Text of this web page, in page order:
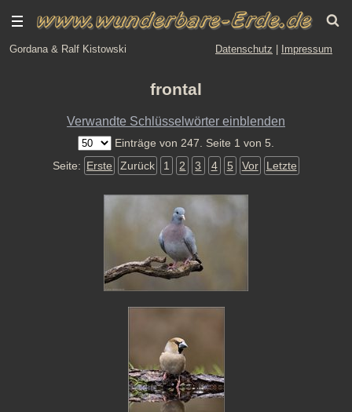
Gordana & Ralf Kistowski Datenschutz Impressum
frontal
Verwandte Schlüsselwörter einblenden
Einträge von 247. Seite 1 von 5.
Seite: Erste Zurück 1 2 3 4 5 Vor Letzte